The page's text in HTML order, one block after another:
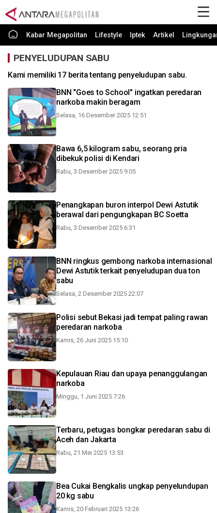
Kabar Megapolitan Lifestyle Iptek Artikel
PENYELUDUPAN SABU
Kami memiliki 17 berita tentang penyeludupan sabu.
BNN "Goes to School" ingatkan peredaran
narkoba makin beragam
Selasa, 16 Desember 2025 12:51
Bawa 6,5 kilogram sabu, seorang pria
dibekuk polisi di Kendari
Rabu, 3 Desember 2025 9:05
Penangkapan buron interpol Dewi Astutik
berawal dari pengungkapan BC Soetta
Rabu, 3 Desember 2025 6:31
BNN ringkus gembong narkoba internasional
Dewi Astutik terkait penyeludupan dua ton
sabu
Selasa, 2 Desember 2025 22:07
Polisi sebut Bekasi jadi tempat paling rawan
peredaran narkoba
Kamis, 26 Juni 2025 15:10
Kepulauan Riau dan upaya penanggulangan
narkoba
Minggu, 1 Juni 2025 7:26
Terbaru, petugas bongkar peredaran sabu di
Aceh dan Jakarta
Rabu, 21 Mei 2025 13:53
Bea Cukai Bengkalis ungkap penyelundupan
20 kg sabu
Kamis, 20 Februari 2025 13:26